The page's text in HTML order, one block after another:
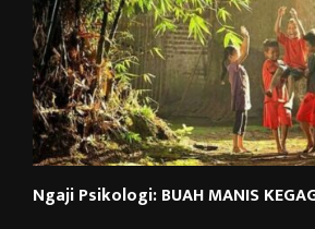
Ngaji Psikologi: BUAH MANIS